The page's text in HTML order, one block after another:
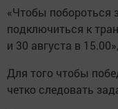
«Чтобы побороться
подключиться к
и 30 августа в
Для того чтобы
четко следовать